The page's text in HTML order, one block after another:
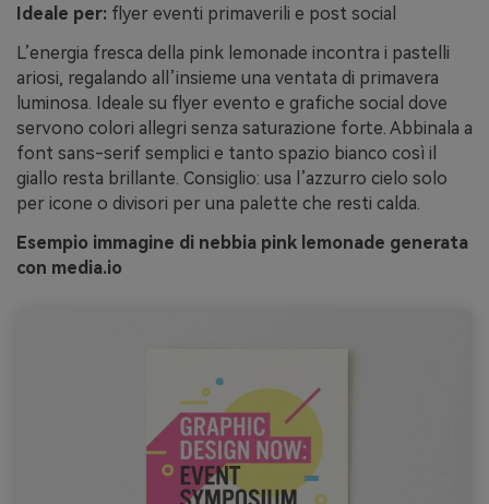
Ideale per: flyer eventi primaverili e post social
L’energia fresca della pink lemonade incontra i pastelli
ariosi, regalando all’insieme una ventata di primavera
luminosa. Ideale su flyer evento e grafiche social dove
servono colori allegri senza saturazione forte. Abbinala a
font sans-serif semplici e tanto spazio bianco così il
giallo resta brillante. Consiglio: usa l’azzurro cielo solo
per icone o divisori per una palette che resti calda.
Esempio immagine di nebbia pink lemonade generata
con media.io